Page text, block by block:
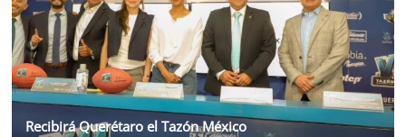
Recibirá Querétaro el Tazón México